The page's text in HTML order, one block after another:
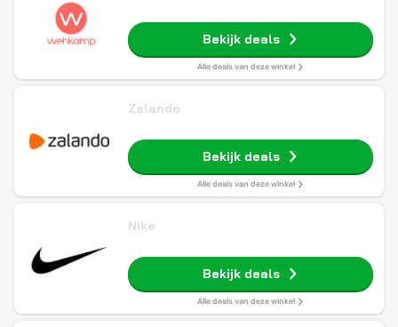
Bekijk deals
Alle deals van deze winkel
Zalando
Bekijk deals
Alle deals van deze winkel
Nike
Bekijk deals
Alle deals van deze winkel